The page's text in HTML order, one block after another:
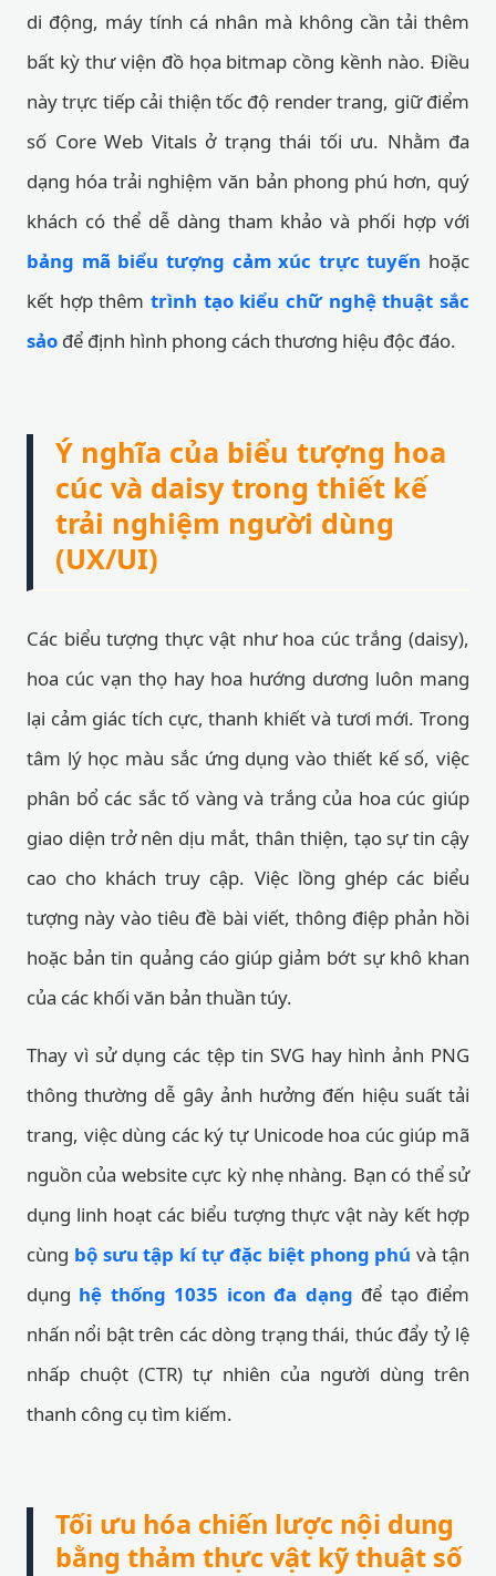
di động, máy tính cá nhân mà không cần tải thêm
bất kỳ thư viện đồ họa bitmap cồng kềnh nào. Điều
này trực tiếp cải thiện tốc độ render trang, giữ điểm
số Core Web Vitals ở trạng thái tối ưu. Nhằm đa
dạng hóa trải nghiệm văn bản phong phú hơn, quý
khách có thể dễ dàng tham khảo và phối hợp với
bảng mã biểu tượng cảm xúc trực tuyến hoặc
kết hợp thêm trình tạo kiểu chữ nghệ thuật sắc
sảo để định hình phong cách thương hiệu độc đáo.
Ý nghĩa của biểu tượng hoa
cúc và daisy trong thiết kế
trải nghiệm người dùng
(UX/UI)
Các biểu tượng thực vật như hoa cúc trắng (daisy),
hoa cúc vạn thọ hay hoa hướng dương luôn mang
lại cảm giác tích cực, thanh khiết và tươi mới. Trong
tâm lý học màu sắc ứng dụng vào thiết kế số, việc
phân bổ các sắc tố vàng và trắng của hoa cúc giúp
giao diện trở nên dịu mắt, thân thiện, tạo sự tin cậy
cao cho khách truy cập. Việc lồng ghép các biểu
tượng này vào tiêu đề bài viết, thông điệp phản hồi
hoặc bản tin quảng cáo giúp giảm bớt sự khô khan
của các khối văn bản thuần túy.
Thay vì sử dụng các tệp tin SVG hay hình ảnh PNG
thông thường dễ gây ảnh hưởng đến hiệu suất tải
trang, việc dùng các ký tự Unicode hoa cúc giúp mã
nguồn của website cực kỳ nhẹ nhàng. Bạn có thể sử
dụng linh hoạt các biểu tượng thực vật này kết hợp
cùng bộ sưu tập kí tự đặc biệt phong phú và tận
dụng hệ thống 1035 icon đa dạng để tạo điểm
nhấn nổi bật trên các dòng trạng thái, thúc đẩy tỷ lệ
nhấp chuột (CTR) tự nhiên của người dùng trên
thanh công cụ tìm kiếm.
Tối ưu hóa chiến lược nội dung
bằng thảm thực vật kỹ thuật số